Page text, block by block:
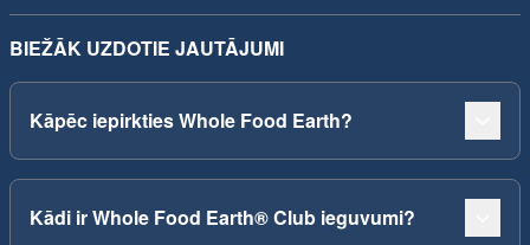
BIEŽĀK UZDOTIE JAUTĀJUMI
Kāpēc iepirkties Whole Food Earth?
Kādi ir Whole Food Earth® Club ieguvumi?